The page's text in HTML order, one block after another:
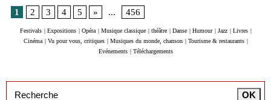
1
2 3 4 5 » ... 456
Festivals | Expositions | Opéra | Musique classique | théâtre | Danse | Humour | Jazz | Livres |
Cinéma | Vu pour vous, critiques | Musiques du monde, chanson | Tourisme & restaurants |
Evénements | Téléchargements